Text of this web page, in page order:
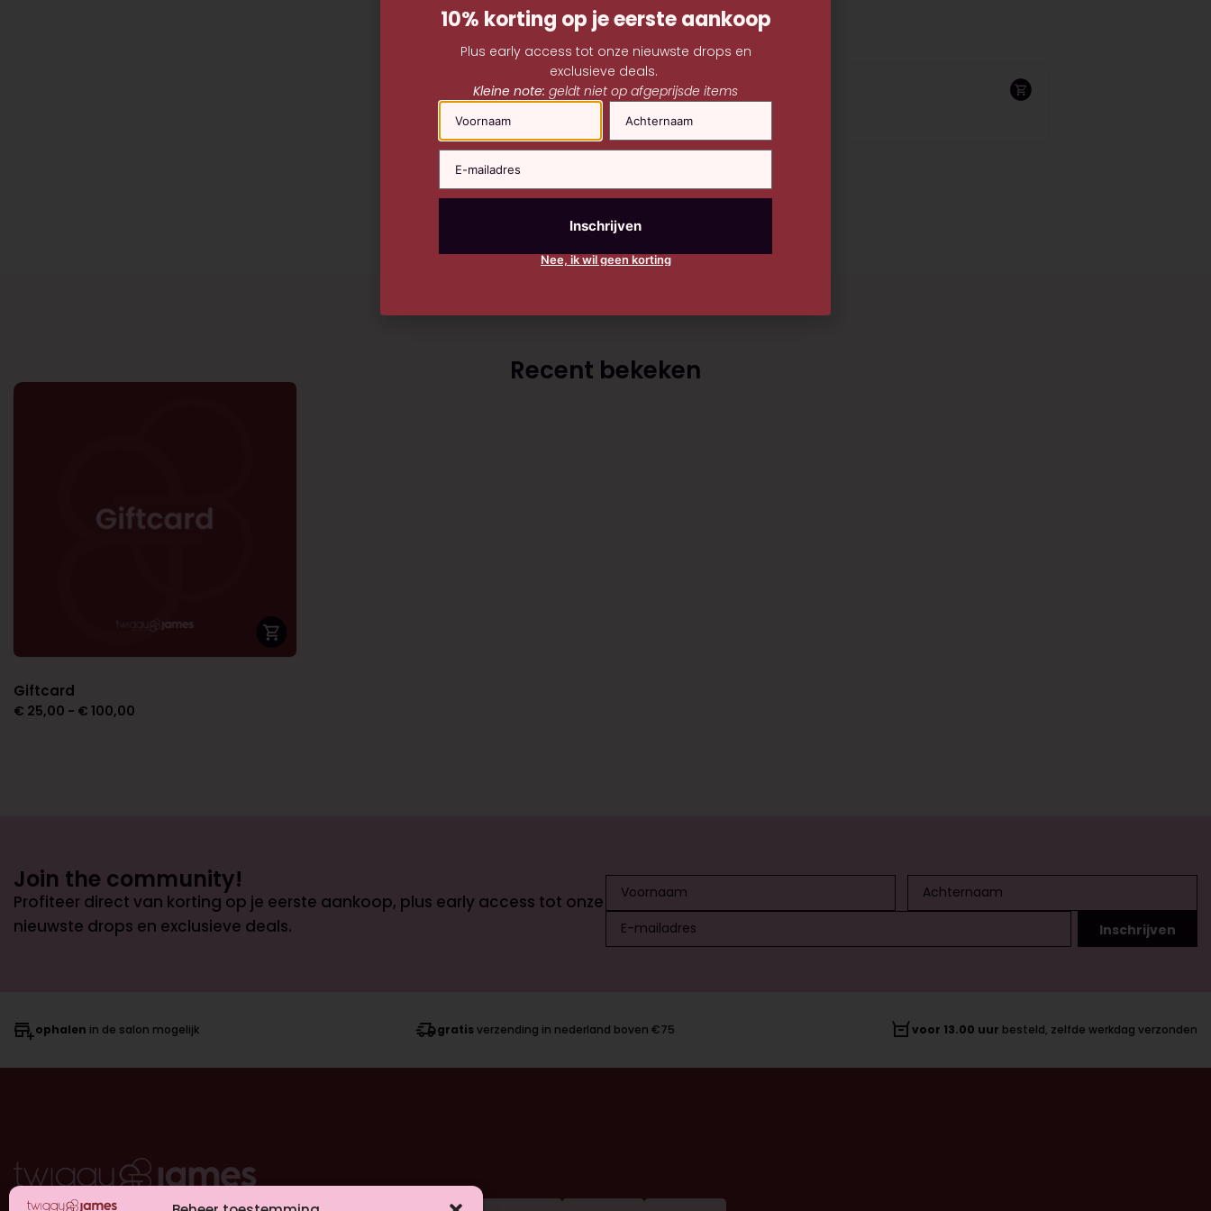
Combineer met:
Twigelle – Nr.10 Hair Mist
Twigelle | 100 ML
€84,00
Recent bekeken
Giftcard
€ 25,00 - € 100,00
Join the community!
Profiteer direct van korting op je eerste aankoop, plus early access tot onze
nieuwste drops en exclusieve deals.
ophalen in de salon mogelijk gratis verzending in nederland boven €75 voor 13.00 uur besteld, zelfde werkdag verzonden
10% korting op je eerste aankoop
Plus early access tot onze nieuwste drops en
exclusieve deals.
Kleine note: geldt niet op afgeprijsde items
Naam
Nee, ik wil geen korting